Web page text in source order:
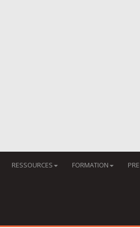
RESSOURCES FORMATION